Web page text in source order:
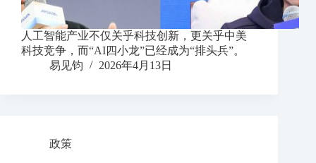
人工智能产业不仅关乎科技创新，更关乎中美
科技竞争，而“AI四小龙”已经成为“排头兵”。
易见钧
2026年4月13日
政策